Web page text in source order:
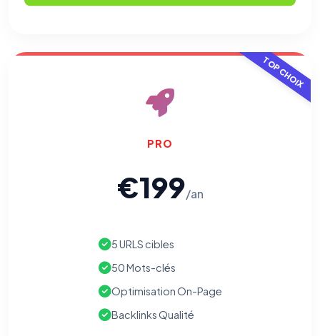
TOP CHOIX
PRO
€199/an
5 URLS cibles
50 Mots-clés
Optimisation On-Page
Backlinks Qualité
vous opposer à ce suivi ») — sans vous désinscrire des envois — ou
Politique de